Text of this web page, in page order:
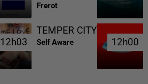
Frerot
12h03
12h03
TEMPER CITY
Self Aware 12h00
12h00